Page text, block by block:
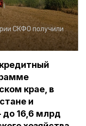
СКФО получили
крае, в
и
16,6 млрд